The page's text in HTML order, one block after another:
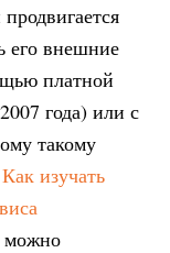
его внешние
платной
года) или с
такому
Как изучать
можно